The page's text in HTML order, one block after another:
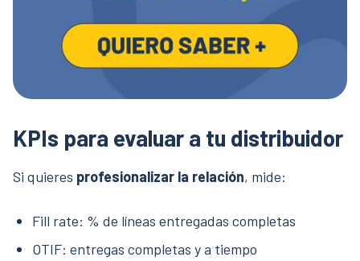
KPIs para evaluar a tu distribuidor
Si quieres profesionalizar la relación, mide:
Fill rate: % de líneas entregadas completas
OTIF: entregas completas y a tiempo